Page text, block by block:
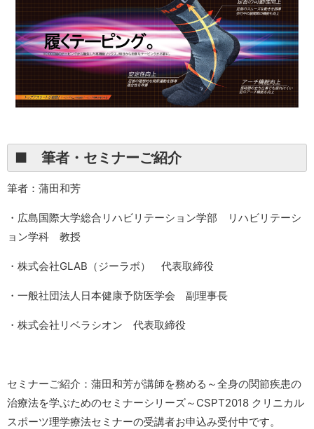
■ 筆者・セミナーご紹介
筆者：蒲田和芳
・広島国際大学総合リハビリテーション学部 リハビリテーシ
ョン学科 教授
・株式会社GLAB（ジーラボ） 代表取締役
・一般社団法人日本健康予防医学会 副理事長
・株式会社リベラシオン 代表取締役
セミナーご紹介：蒲田和芳が講師を務める～全身の関節疾患の
治療法を学ぶためのセミナーシリーズ～CSPT2018 クリニカル
スポーツ理学療法セミナーの受講者お申込み受付中です。